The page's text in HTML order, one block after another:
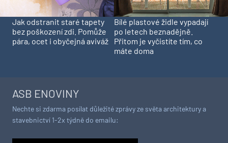
Jak odstranit staré tapety
bez poškození zdi. Pomůže
pára, ocet i obyčejná aviváž
Bílé plastové židle vypadají
po letech beznadějně.
Přitom je vyčistíte tím, co
máte doma
ASB ENOVINY
Nechte si zdarma posílat důležité zprávy ze světa architektury a
stavebnictví 1-2x týdně do emailu: